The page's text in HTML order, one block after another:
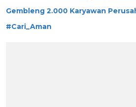
Gembleng 2.000 Karyawan
#Cari_Aman